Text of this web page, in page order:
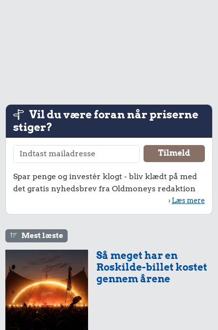
Hovedbanegården-
Lufthavnen
Aarhus-
København
Bakke jordbær
Franskbrød
1,19 kr.
1 liter mælk
4,50 kr.
Vil du være foran når priserne
stiger?
Spar penge og investér klogt - bliv klædt på med
det gratis nyhedsbrev fra Oldmoneys redaktion
› Læs mere
Mest læste
Så meget har en
Roskilde-billet kostet
gennem årene